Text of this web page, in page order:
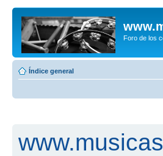
Foro de los
Índice general